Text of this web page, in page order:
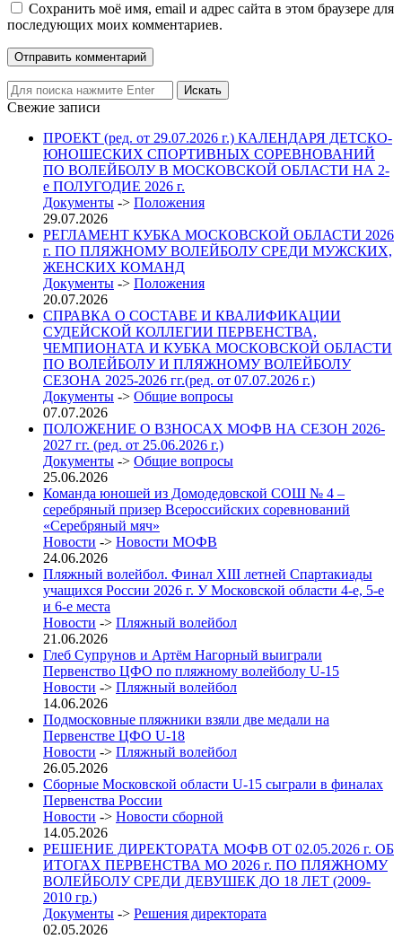
Сохранить моё имя, email и адрес сайта в этом браузере для
последующих моих комментариев.
Свежие записи
ПРОЕКТ (ред. от 29.07.2026 г.) КАЛЕНДАРЯ ДЕТСКО-
ЮНОШЕСКИХ СПОРТИВНЫХ СОРЕВНОВАНИЙ
ПО ВОЛЕЙБОЛУ В МОСКОВСКОЙ ОБЛАСТИ НА 2-
е ПОЛУГОДИЕ 2026 г.
Документы -> Положения
29.07.2026
РЕГЛАМЕНТ КУБКА МОСКОВСКОЙ ОБЛАСТИ 2026
г. ПО ПЛЯЖНОМУ ВОЛЕЙБОЛУ СРЕДИ МУЖСКИХ,
ЖЕНСКИХ КОМАНД
Документы -> Положения
20.07.2026
СПРАВКА О СОСТАВЕ И КВАЛИФИКАЦИИ
СУДЕЙСКОЙ КОЛЛЕГИИ ПЕРВЕНСТВА,
ЧЕМПИОНАТА И КУБКА МОСКОВСКОЙ ОБЛАСТИ
ПО ВОЛЕЙБОЛУ И ПЛЯЖНОМУ ВОЛЕЙБОЛУ
СЕЗОНА 2025-2026 гг.(ред. от 07.07.2026 г.)
Документы -> Общие вопросы
07.07.2026
ПОЛОЖЕНИЕ О ВЗНОСАХ МОФВ НА СЕЗОН 2026-
2027 гг. (ред. от 25.06.2026 г.)
Документы -> Общие вопросы
25.06.2026
Команда юношей из Домодедовской СОШ № 4 –
серебряный призер Всероссийских соревнований
«Серебряный мяч»
Новости -> Новости МОФВ
24.06.2026
Пляжный волейбол. Финал XIII летней Спартакиады
учащихся России 2026 г. У Московской области 4-е, 5-е
и 6-е места
Новости -> Пляжный волейбол
21.06.2026
Глеб Супрунов и Артём Нагорный выиграли
Первенство ЦФО по пляжному волейболу U-15
Новости -> Пляжный волейбол
14.06.2026
Подмосковные пляжники взяли две медали на
Первенстве ЦФО U-18
Новости -> Пляжный волейбол
26.05.2026
Сборные Московской области U-15 сыграли в финалах
Первенства России
Новости -> Новости сборной
14.05.2026
РЕШЕНИЕ ДИРЕКТОРАТА МОФВ ОТ 02.05.2026 г. ОБ
ИТОГАХ ПЕРВЕНСТВА МО 2026 г. ПО ПЛЯЖНОМУ
ВОЛЕЙБОЛУ СРЕДИ ДЕВУШЕК ДО 18 ЛЕТ (2009-
2010 гр.)
Документы -> Решения директората
02.05.2026